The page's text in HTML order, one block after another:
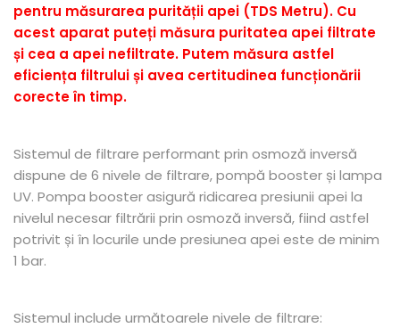
pentru măsurarea purității apei (TDS Metru). Cu
acest aparat puteți măsura puritatea apei filtrate
și cea a apei nefiltrate. Putem măsura astfel
eficiența filtrului și avea certitudinea funcționării
corecte în timp.
Sistemul de filtrare performant prin osmoză inversă
dispune de 6 nivele de filtrare, pompă booster și lampa
UV. Pompa booster asigură ridicarea presiunii apei la
nivelul necesar filtrării prin osmoză inversă, fiind astfel
potrivit și în locurile unde presiunea apei este de minim
1 bar.
Sistemul include următoarele nivele de filtrare: